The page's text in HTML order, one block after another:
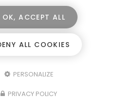
Fermer
de terrassement
Demande de Devis
OK, ACCEPT ALL
ALL COOKIES
PERSONALIZE
PRIVACY POLICY